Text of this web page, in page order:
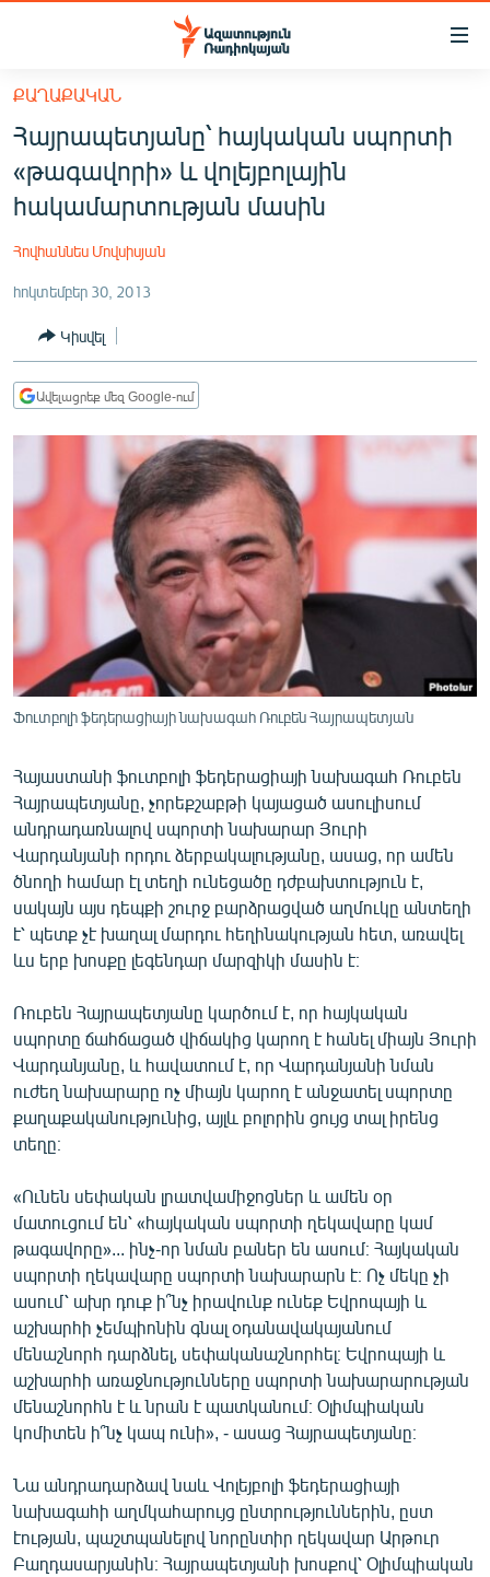
Մատչելիության
հիմնական
բովանդակությանը
հիմնական
մենյուին
ՀԱՅԱՍՏԱՆ
ՔԱՂԱՔԱԿԱՆ
ՏՆՏԵՍՈՒԹՅՈՒՆ
ՂԱՐԱԲԱՂ
ՏԱՐԱԾԱՇՐՋԱՆ
ՄԻՋԱԶԳԱՅԻՆ
ՄՇԱԿՈՒՅԹ
ՄԵԿՆԱԲԱՆՈՒԹՅՈՒՆ
ՏՏ ԵՒ ԻՆՏԵՐՆԵՏ
ՏԵՍԱՆՅՈՒԹԵՐ
ԲԱՆԱՎԵՃ
ՁԳՏԵԼՈՎ ԼԱՎԱԳՈՒՅՆԻՆ
ՓՈԴՔԱՍԹ
Հայերեն
Русский
ՀԵՏԵՎԵՔ ՄԵԶ
«Ազատության» բոլոր կայքերը
ՔԱՂԱՔԱԿԱՆ
Հայրապետյանը՝ հայկական սպորտի
«թագավորի» և վոլեյբոլային
հակամարտության մասին
Հովհաննես Մովսիսյան
հոկտեմբեր 30, 2013
Կիսվել
Ավելացրեք մեզ Google-ում
Ֆուտբոլի ֆեդերացիայի նախագահ Ռուբեն Հայրապետյան
Հայաստանի ֆուտբոլի ֆեդերացիայի նախագահ Ռուբեն
Հայրապետյանը, չորեքշաբթի կայացած ասուլիսում
անդրադառնալով սպորտի նախարար Յուրի
Վարդանյանի որդու ձերբակալությանը, ասաց, որ ամեն
ծնողի համար էլ տեղի ունեցածը դժբախտություն է,
սակայն այս դեպքի շուրջ բարձրացված աղմուկը անտեղի
է՝ պետք չէ խաղալ մարդու հեղինակության հետ, առավել
ևս երբ խոսքը լեգենդար մարզիկի մասին է։
Ռուբեն Հայրապետյանը կարծում է, որ հայկական
սպորտը ճահճացած վիճակից կարող է հանել միայն Յուրի
Վարդանյանը, և հավատում է, որ Վարդանյանի նման
ուժեղ նախարարը ոչ միայն կարող է անջատել սպորտը
քաղաքականությունից, այլև բոլորին ցույց տալ իրենց
տեղը։
«Ունեն սեփական լրատվամիջոցներ և ամեն օր
մատուցում են՝ «հայկական սպորտի ղեկավարը կամ
թագավորը»... ինչ-որ նման բաներ են ասում։ Հայկական
սպորտի ղեկավարը սպորտի նախարարն է։ Ոչ մեկը չի
ասում՝ ախր դուք ի՞նչ իրավունք ունեք Եվրոպայի և
աշխարհի չեմպիոնին գնալ օդանավակայանում
մենաշնորհ դարձնել, սեփականաշնորհել։ Եվրոպայի և
աշխարհի առաջնությունները սպորտի նախարարության
մենաշնորհն է և նրան է պատկանում։ Օլիմպիական
կոմիտեն ի՞նչ կապ ունի», - ասաց Հայրապետյանը։
Նա անդրադարձավ նաև Վոլեյբոլի ֆեդերացիայի
նախագահի աղմկահարույց ընտրություններին, ըստ
էության, պաշտպանելով նորընտիր ղեկավար Արթուր
Բաղդասարյանին։ Հայրապետյանի խոսքով՝ Օլիմպիական